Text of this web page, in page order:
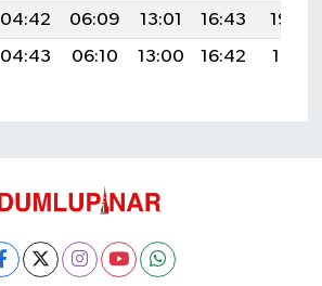
04:42 06:09 13:01 16:43
19:42
04:43 06:10 13:00 16:42 19:41